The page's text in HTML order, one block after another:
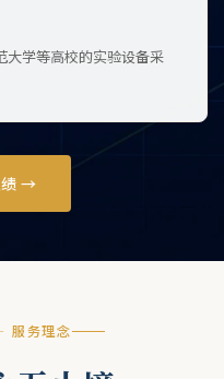
大学等高校的实验设备采
绩 →
服务理念